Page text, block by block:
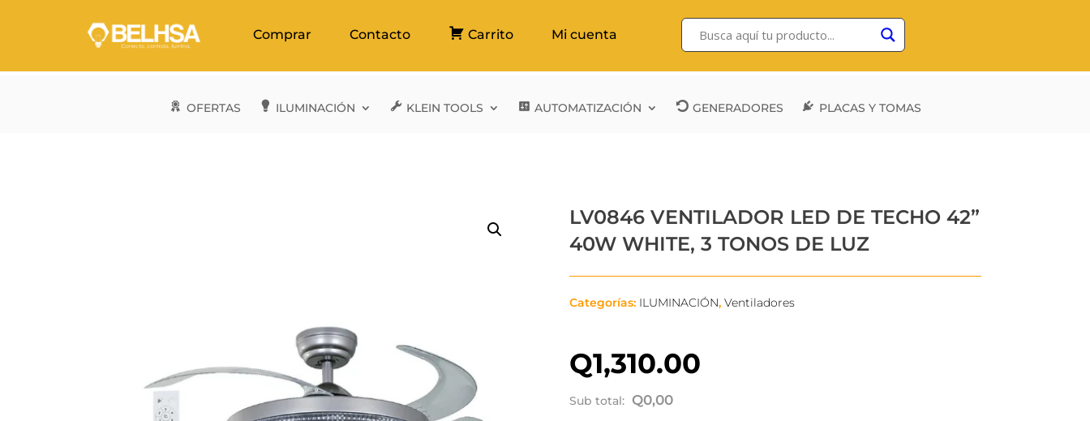
Comprar Contacto Carrito Mi cuenta
OFERTAS ILUMINACIÓN KLEIN TOOLS AUTOMATIZACIÓN GENERADORES PLACAS Y TOMAS
LV0846 VENTILADOR LED DE TECHO 42”
40W WHITE, 3 TONOS DE LUZ
Categorías: ILUMINACIÓN, Ventiladores
Q1,310.00
Sub total: Q0,00